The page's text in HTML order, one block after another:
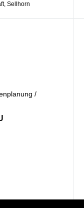
, Sellhorn
/